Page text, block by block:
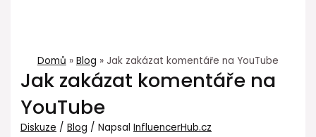
Domů Blog Jak zakázat komentáře na YouTube
Jak zakázat komentáře na
YouTube
Diskuze /Blog / NapsalInfluencerHub.cz